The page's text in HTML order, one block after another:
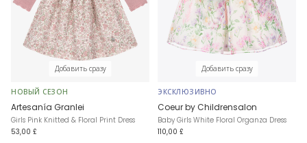
Добавить сразу
НОВЫЙ СЕЗОН
Artesanía Granlei
Girls Pink Knitted & Floral Print Dress
53,00 £
Добавить сразу
ЭКСКЛЮЗИВНО
Coeur by Childrensalon
Baby Girls White Floral Organza Dress
110,00 £